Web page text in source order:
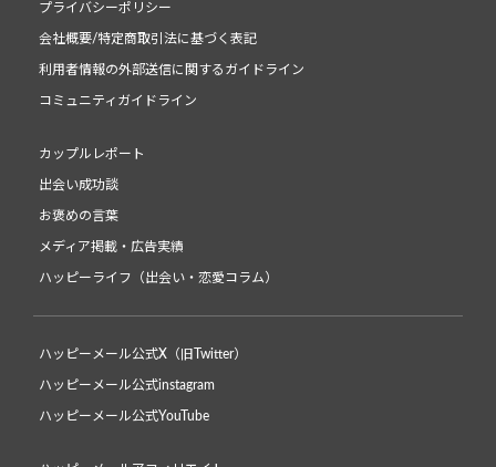
プライバシーポリシー
会社概要/特定商取引法に基づく表記
利用者情報の外部送信に関するガイドライン
コミュニティガイドライン
カップルレポート
出会い成功談
お褒めの言葉
メディア掲載・広告実績
ハッピーライフ（出会い・恋愛コラム）
ハッピーメール公式X（旧Twitter）
ハッピーメール公式instagram
ハッピーメール公式YouTube